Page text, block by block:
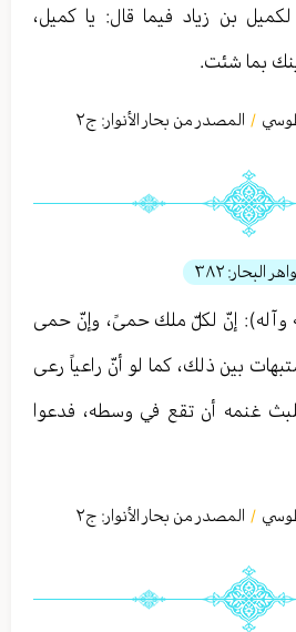
بن زياد فيما قال: يا كميل،
بما شئت.
/ المصدر من بحار الأنوار: ج٢
البحار: ٣٨٢
وآله): إنّ لكلّ ملك حمىً، وإنّ حمى
بين ذلك، كما لو أنّ راعياً رعى
غنمه أن تقع في وسطه، فدعوا
/ المصدر من بحار الأنوار: ج٢